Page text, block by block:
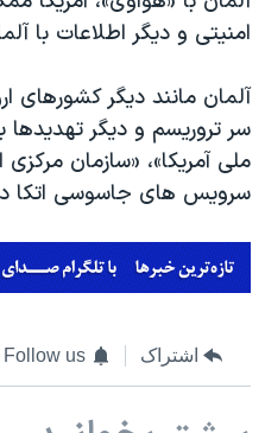
همایش محافظه‌کاران آمریکا
سفر پرزیدنت ترامپ به چین
امنیتی و دیگر اطلاعات با
آلمان مانند دیگر کشورهای
سر تروریسم و دیگر تهدیدها
ملی آمریکا»، «سازمان مرکزی
سرویس های جاسوسی اتکا
اشتراک Follow us